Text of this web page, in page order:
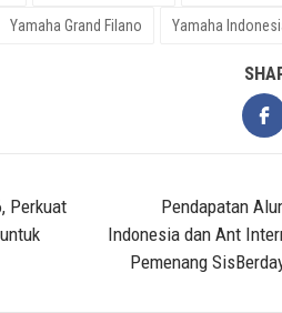
Yamaha Grand Filano Yamaha
Perkuat
Pendapatan
Indonesia dan Ant
Pemenang